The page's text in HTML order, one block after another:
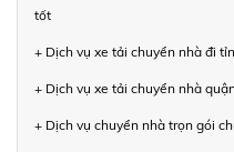
tốt
+ Dịch vụ xe tải chuyển nhà đi
+ Dịch vụ xe tải chuyển nhà
+ Dịch vụ chuyển nhà trọn gói